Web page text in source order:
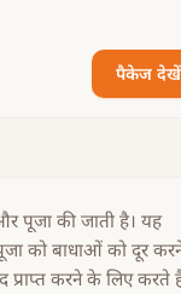
पैकेज देखें
पूजा की जाती है। यह
को बाधाओं को दूर
करने के लिए करते